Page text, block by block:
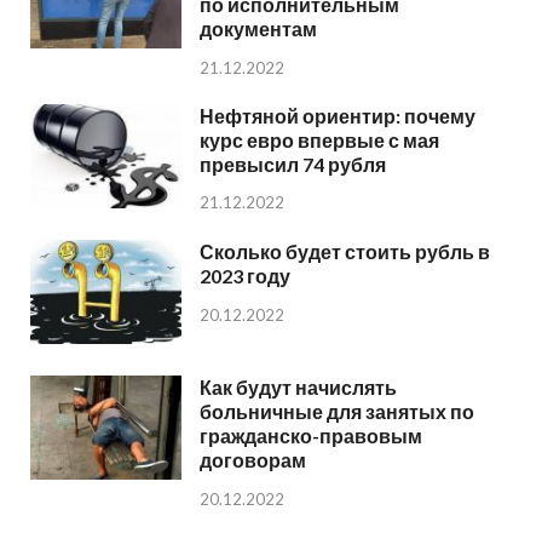
документам
21.12.2022
Нефтяной ориентир: почему
курс евро впервые с мая
превысил 74 рубля
21.12.2022
Сколько будет стоить рубль в
2023 году
20.12.2022
Как будут начислять
больничные для занятых по
гражданско-правовым
договорам
20.12.2022